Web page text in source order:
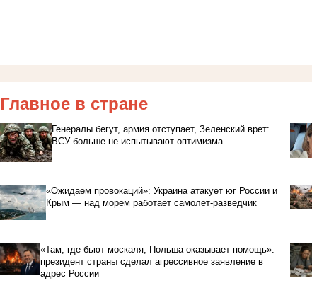
Главное в стране
Генералы бегут, армия отступает, Зеленский врет:
ВСУ больше не испытывают оптимизма
«Ожидаем провокаций»: Украина атакует юг России и
Крым — над морем работает самолет-разведчик
«Там, где бьют москаля, Польша оказывает помощь»:
президент страны сделал агрессивное заявление в
адрес России